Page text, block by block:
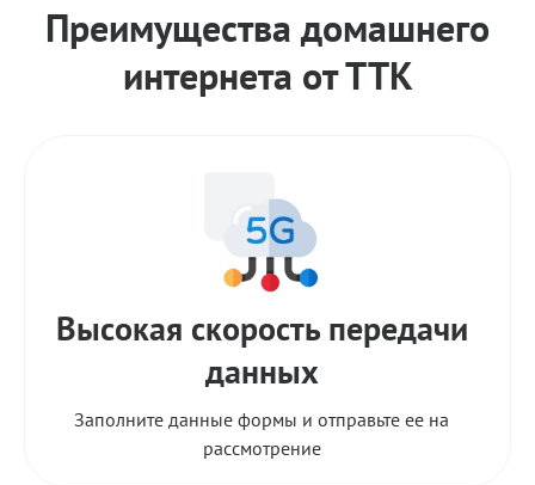
Преимущества домашнего
интернета от ТТК
Высокая скорость передачи
данных
Заполните данные формы и отправьте ее на
рассмотрение